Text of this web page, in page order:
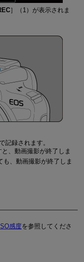
］（1）が表示されま
記録されます。
、動画撮影が終了しま
も、動画撮影が終了しま
感度を参照してくださ